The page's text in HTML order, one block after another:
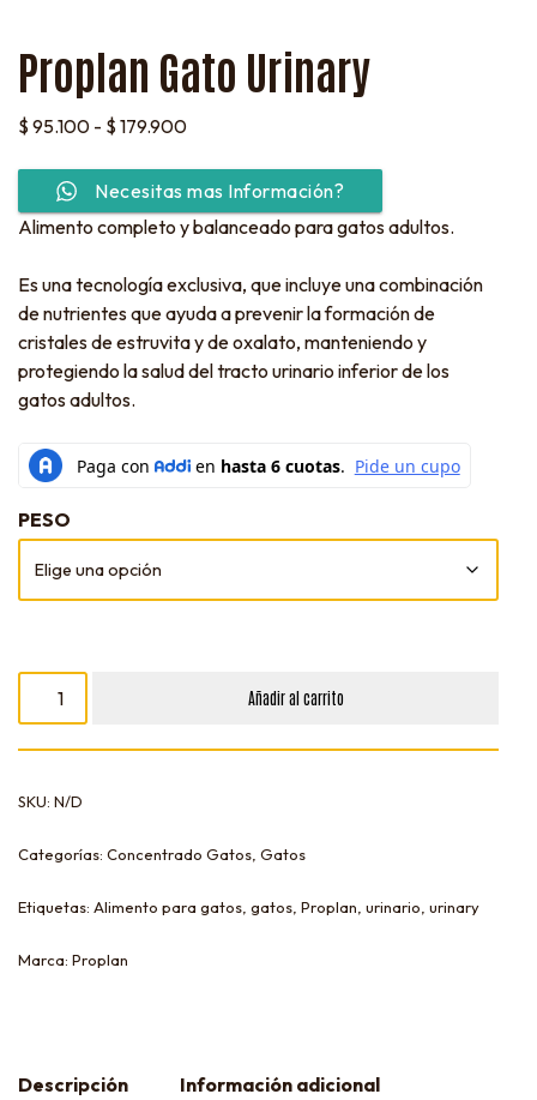
Proplan Gato Urinary
$ 95.100 - $ 179.900
Necesitas mas Información?
Alimento completo y balanceado para gatos adultos.
Es una tecnología exclusiva, que incluye una combinación
de nutrientes que ayuda a prevenir la formación de
cristales de estruvita y de oxalato, manteniendo y
protegiendo la salud del tracto urinario inferior de los
gatos adultos.
PESO
Añadir al carrito
SKU: N/D
Categorías: Concentrado Gatos Gatos
Etiquetas: Alimento para gatos gatos Proplan urinario urinary
Marca: Proplan
Descripción Información adicional